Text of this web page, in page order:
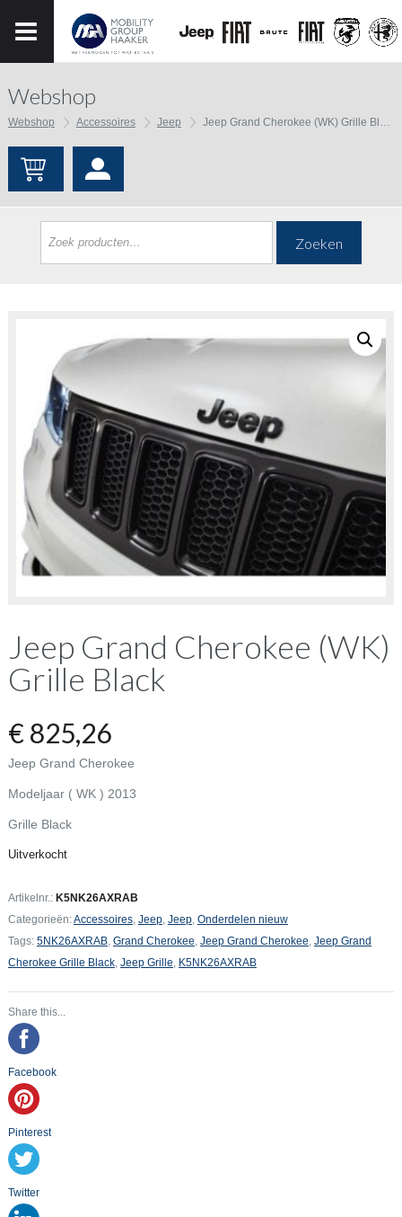
Webshop
Webshop Accessoires Jeep Jeep Grand Cherokee (WK) Grille Black
Zoeken
Jeep Grand Cherokee (WK)
Grille Black
€825,26
Jeep Grand Cherokee
Modeljaar ( WK ) 2013
Grille Black
Uitverkocht
Artikelnr.: K5NK26AXRAB
Categorieën:Accessoires, Jeep, Jeep, Onderdelen nieuw
Tags: 5NK26AXRAB, Grand Cherokee, Jeep Grand Cherokee, Jeep Grand
Cherokee Grille Black, Jeep Grille, K5NK26AXRAB
Share this...
Facebook
Pinterest
Twitter